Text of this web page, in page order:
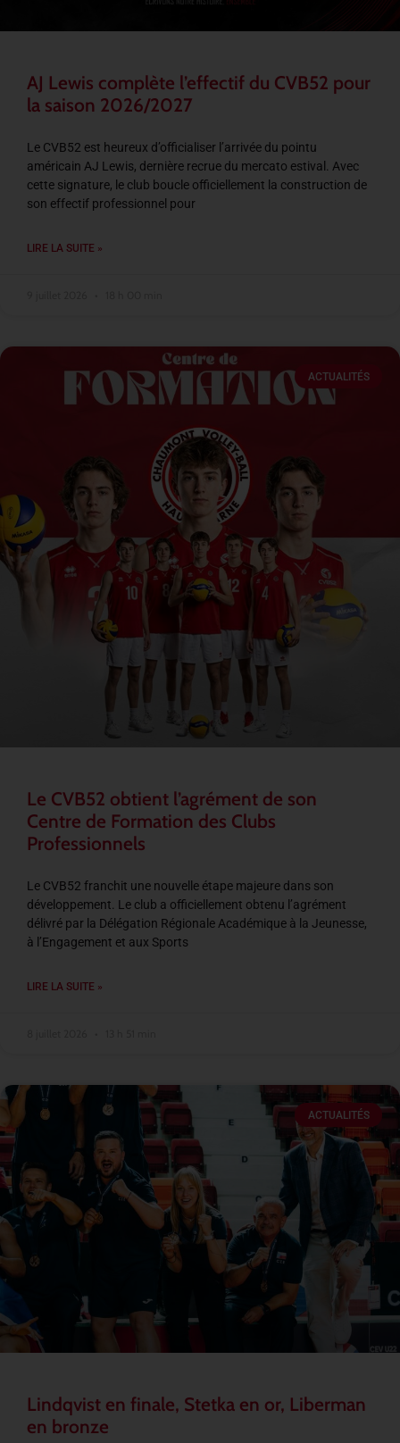
AJ Lewis complète l’effectif du CVB52 pour
la saison 2026/2027
Le CVB52 est heureux d’officialiser l’arrivée du pointu
américain AJ Lewis, dernière recrue du mercato estival. Avec
cette signature, le club boucle officiellement la construction de
son effectif professionnel pour
LIRE LA SUITE »
ACTUALITÉS
Le CVB52 obtient l’agrément de son
Centre de Formation des Clubs
Professionnels
Le CVB52 franchit une nouvelle étape majeure dans son
développement. Le club a officiellement obtenu l’agrément
délivré par la Délégation Régionale Académique à la Jeunesse,
à l’Engagement et aux Sports
LIRE LA SUITE »
ACTUALITÉS
Lindqvist en finale, Stetka en or, Liberman
en bronze